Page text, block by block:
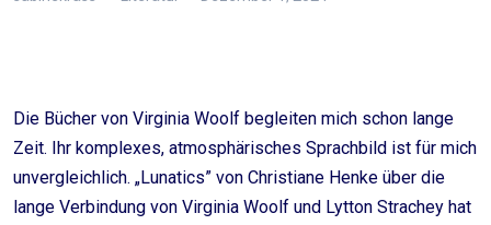
Die Bücher von Virginia Woolf begleiten mich schon lange
Zeit. Ihr komplexes, atmosphärisches Sprachbild ist für mich
unvergleichlich. „Lunatics” von Christiane Henke über die
lange Verbindung von Virginia Woolf und Lytton Strachey hat